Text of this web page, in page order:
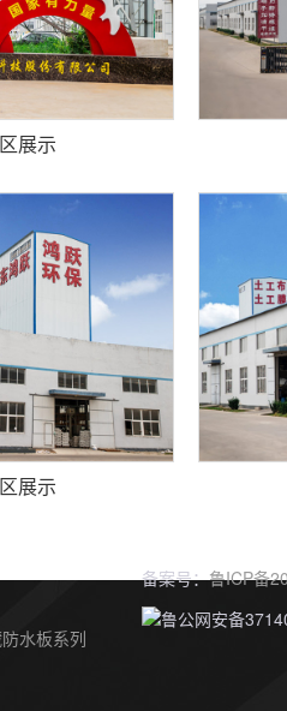
展示
展示
水板系列
备案号：鲁ICP备
鲁公网安备